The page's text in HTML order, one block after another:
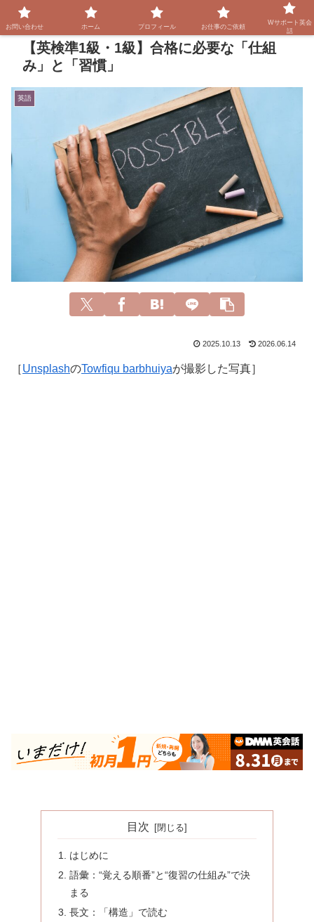
【英検準1級・1級】合格に必要な「仕組
み」と「習慣」
英語
2025.10.13 2026.06.14
［UnsplashのTowfiqu barbhuiyaが撮影した写真］
目次
はじめに
語彙：“覚える順番”と“復習の仕組み”で決
まる
長文：「構造」で読む
お問い合わせ ホーム プロフィール お仕事のご依頼
Wサポート英会
話